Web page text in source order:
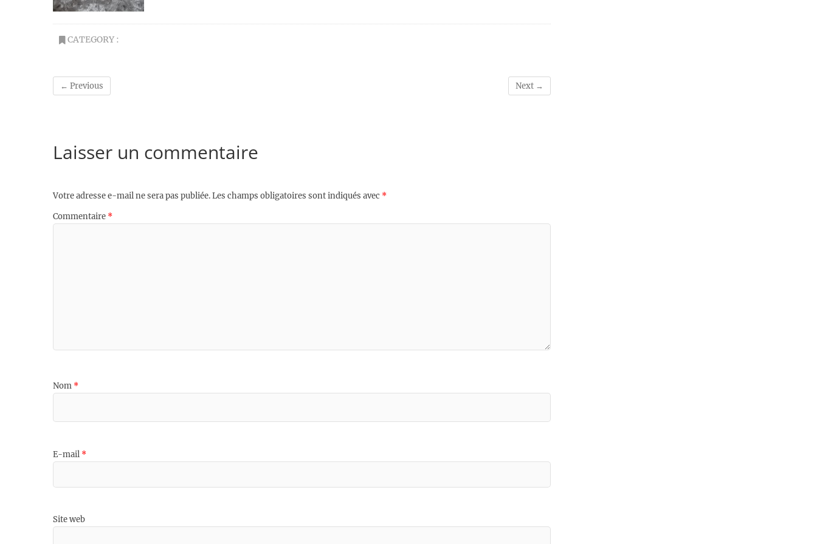
CATEGORY :
← Previous Next →
Laisser un commentaire
Votre adresse e-mail ne sera pas publiée.Les champs obligatoires sont indiqués avec *
Commentaire *
Nom *
E-mail *
Site web